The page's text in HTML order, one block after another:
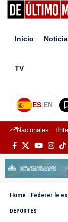
Inicio
TV
ES|EN
Nacionales
Home - Federer le escribe
DEPORTES